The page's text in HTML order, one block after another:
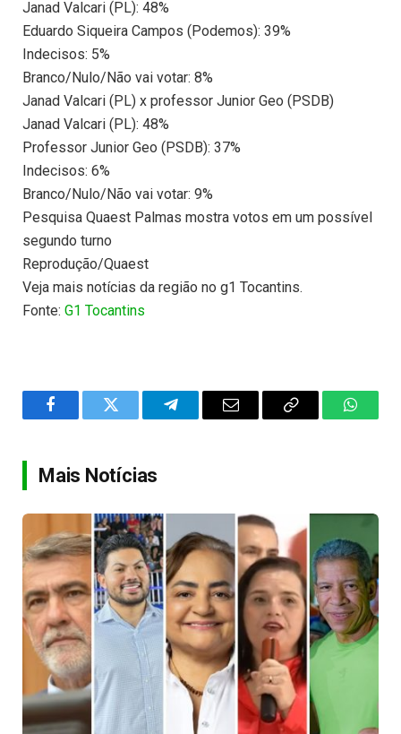
Janad Valcari (PL): 48%
Eduardo Siqueira Campos (Podemos): 39%
Indecisos: 5%
Branco/Nulo/Não vai votar: 8%
Janad Valcari (PL) x professor Junior Geo (PSDB)
Janad Valcari (PL): 48%
Professor Junior Geo (PSDB): 37%
Indecisos: 6%
Branco/Nulo/Não vai votar: 9%
Pesquisa Quaest Palmas mostra votos em um possível
segundo turno
Reprodução/Quaest
Veja mais notícias da região no g1 Tocantins.
Fonte: G1 Tocantins
FacebookTwitter TelegramEmail
Copy
Mais Notícias